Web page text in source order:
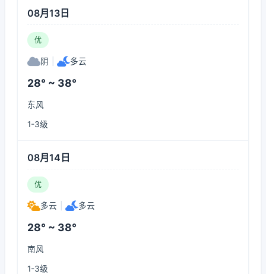
08月13日
优
阴 多云
28° ~ 38°
东风
1-3级
08月14日
优
多云 多云
28° ~ 38°
南风
1-3级